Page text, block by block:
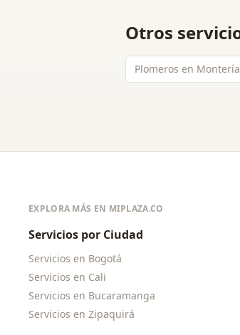
Otros
Plomeros en Montería
EXPLORA MÁS EN MIPLAZA.CO
Servicios por Ciudad
Servicios en Bogotá
Servicios en Cali
Servicios en Bucaramanga
Servicios en Zipaquirá